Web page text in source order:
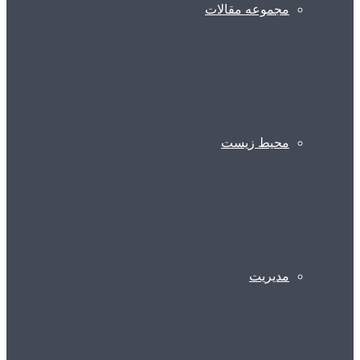
مجموعه مقالات
محیط زیست
مدیریت